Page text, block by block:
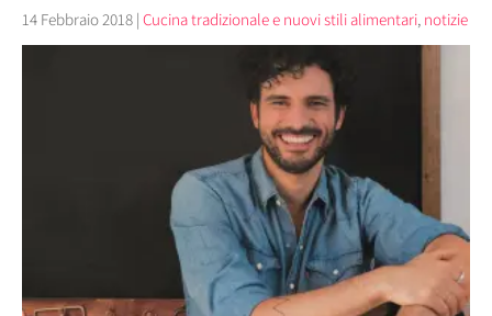
14 Febbraio 2018 | Cucina tradizionale e nuovi stili alimentari, notizie